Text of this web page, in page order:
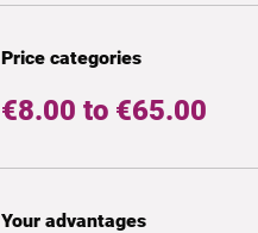
Price categories
€8.00 to €65.00
Your advantages